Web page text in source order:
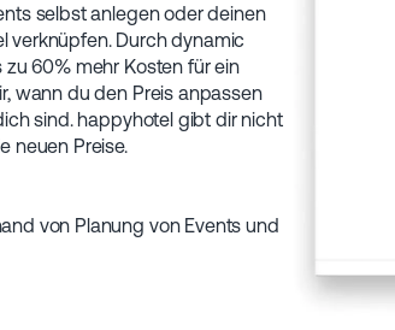
selbst anlegen oder deinen
verknüpfen. Durch dynamic
60% mehr Kosten für ein
wann du den Preis anpassen
sind. happyhotel gibt dir nicht
neuen Preise.
von Planung von Events und